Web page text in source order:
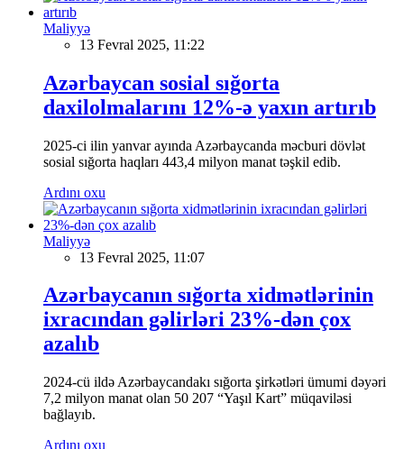
Maliyyə
13 Fevral 2025, 11:22
Azərbaycan sosial sığorta
daxilolmalarını 12%-ə yaxın artırıb
2025-ci ilin yanvar ayında Azərbaycanda məcburi dövlət
sosial sığorta haqları 443,4 milyon manat təşkil edib.
Ardını oxu
Maliyyə
13 Fevral 2025, 11:07
Azərbaycanın sığorta xidmətlərinin
ixracından gəlirləri 23%-dən çox
azalıb
2024-cü ildə Azərbaycandakı sığorta şirkətləri ümumi dəyəri
7,2 milyon manat olan 50 207 “Yaşıl Kart” müqaviləsi
bağlayıb.
Ardını oxu